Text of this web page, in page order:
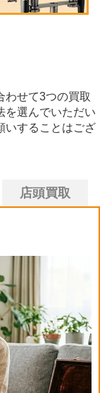
わせて3つの買取
を選んでいただい
いすることはござ
店頭買取